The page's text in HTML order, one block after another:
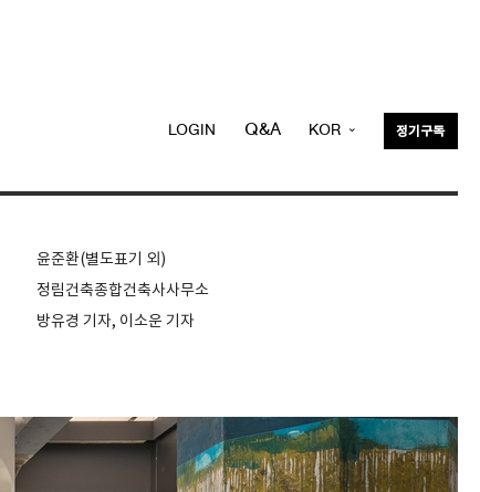
LOGIN Q&A KOR 정기구독
윤준환(별도표기 외)
정림건축종합건축사사무소
방유경 기자, 이소운 기자